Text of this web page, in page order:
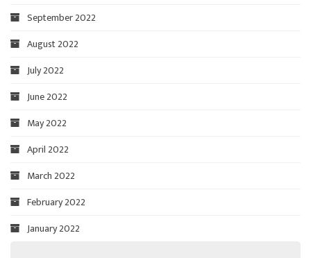
September 2022
August 2022
July 2022
June 2022
May 2022
April 2022
March 2022
February 2022
January 2022